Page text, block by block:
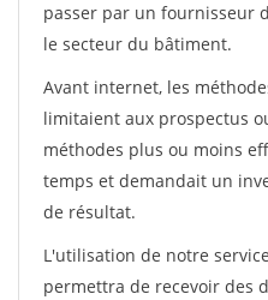
passer par un fournisseur
le secteur du bâtiment.
Avant internet, les
limitaient aux prospectus
méthodes plus ou moins
temps et demandait un
de résultat.
L'utilisation de notre
permettra de recevoir des